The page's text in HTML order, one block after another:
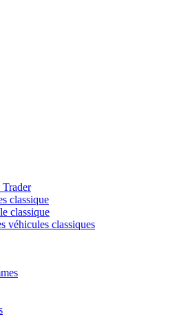
classique
classique
véhicules classiques